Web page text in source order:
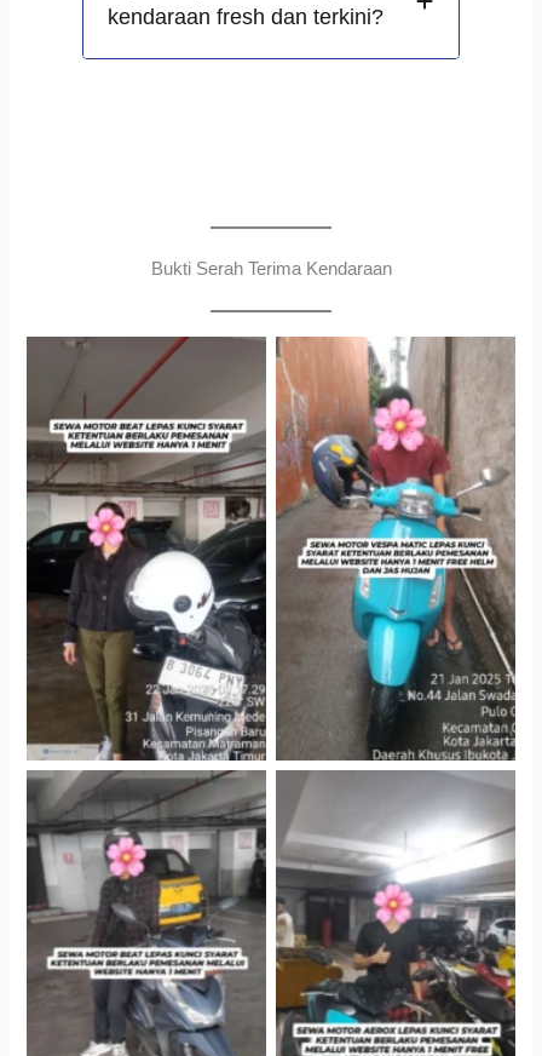
kendaraan fresh dan terkini?
Bukti Serah Terima Kendaraan
Cityplaza Jatinegara
Gedung Parkir P6A
Antar Jemput Kendaraan
Cityplaza Jatinegara
Gedung Parkir P6A
Cityplaza Jatinegara
Gedung Parkir P6A